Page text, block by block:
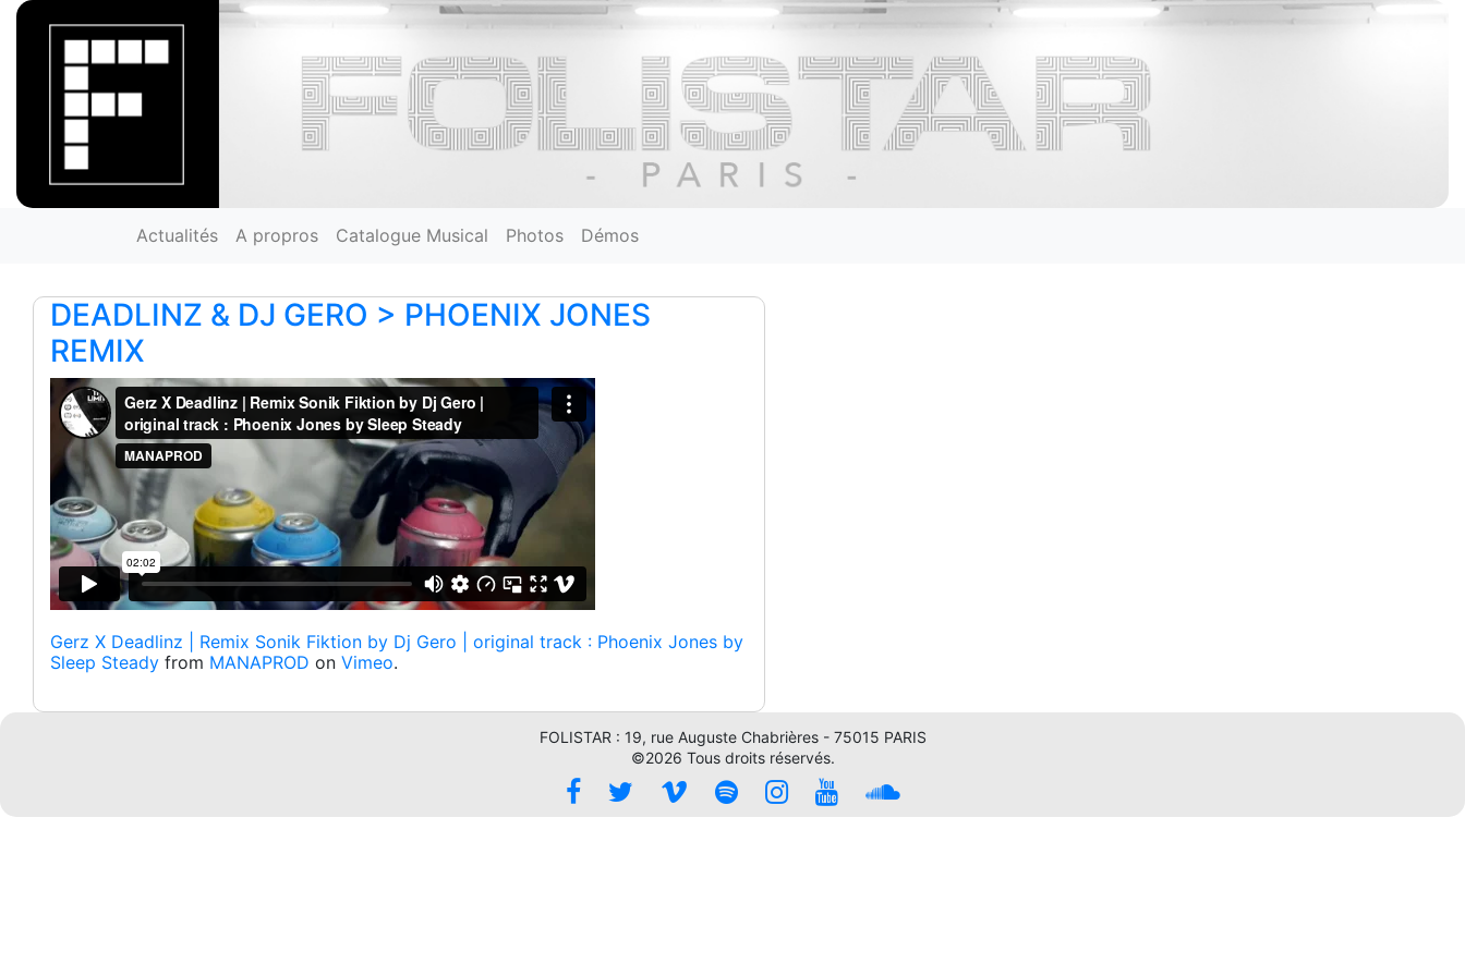
Actualités A propros Catalogue Musical Photos Démos
DEADLINZ & DJ GERO > PHOENIX JONES
REMIX
Gerz X Deadlinz | Remix Sonik Fiktion by Dj Gero | original track : Phoenix Jones by
Sleep Steady from MANAPROD on Vimeo.
FOLISTAR : 19, rue Auguste Chabrières - 75015 PARIS
©2026 Tous droits réservés.